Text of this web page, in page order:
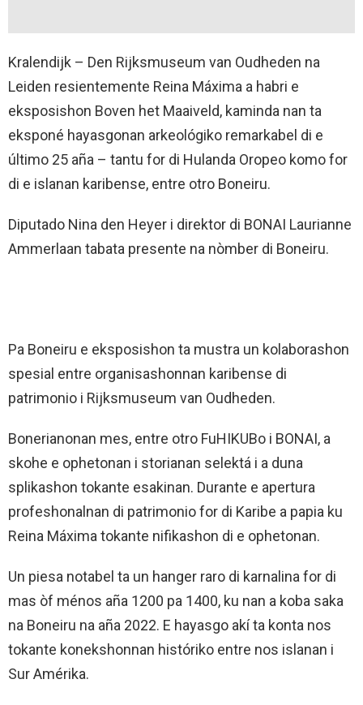
Kralendijk – Den Rijksmuseum van Oudheden na
Leiden resientemente Reina Máxima a habri e
eksposishon Boven het Maaiveld, kaminda nan ta
eksponé hayasgonan arkeológiko remarkabel di e
último 25 aña – tantu for di Hulanda Oropeo komo for
di e islanan karibense, entre otro Boneiru.
Diputado Nina den Heyer i direktor di BONAI Laurianne
Ammerlaan tabata presente na nòmber di Boneiru.
Pa Boneiru e eksposishon ta mustra un kolaborashon
spesial entre organisashonnan karibense di
patrimonio i Rijksmuseum van Oudheden.
Bonerianonan mes, entre otro FuHIKUBo i BONAI, a
skohe e ophetonan i storianan selektá i a duna
splikashon tokante esakinan. Durante e apertura
profeshonalnan di patrimonio for di Karibe a papia ku
Reina Máxima tokante nifikashon di e ophetonan.
Un piesa notabel ta un hanger raro di karnalina for di
mas òf ménos aña 1200 pa 1400, ku nan a koba saka
na Boneiru na aña 2022. E hayasgo akí ta konta nos
tokante konekshonnan históriko entre nos islanan i
Sur Amérika.